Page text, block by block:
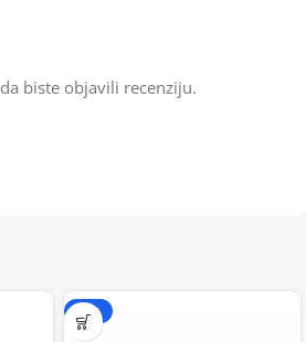
da biste objavili recenziju.
-15%